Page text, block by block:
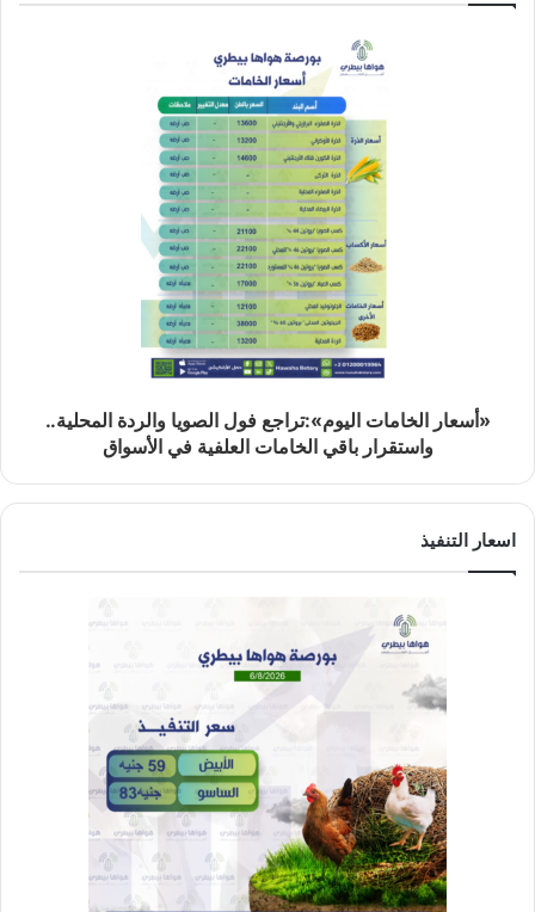
«أسعار الخامات اليوم»:تراجع فول الصويا والردة المحلية..
واستقرار باقي الخامات العلفية في الأسواق
اسعار التنفيذ